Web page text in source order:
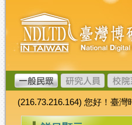
跳
到
主
要
內
容
臺
灣
博
碩
士
論
文
加
值
(216.73.216.164) 您好！臺灣
:::